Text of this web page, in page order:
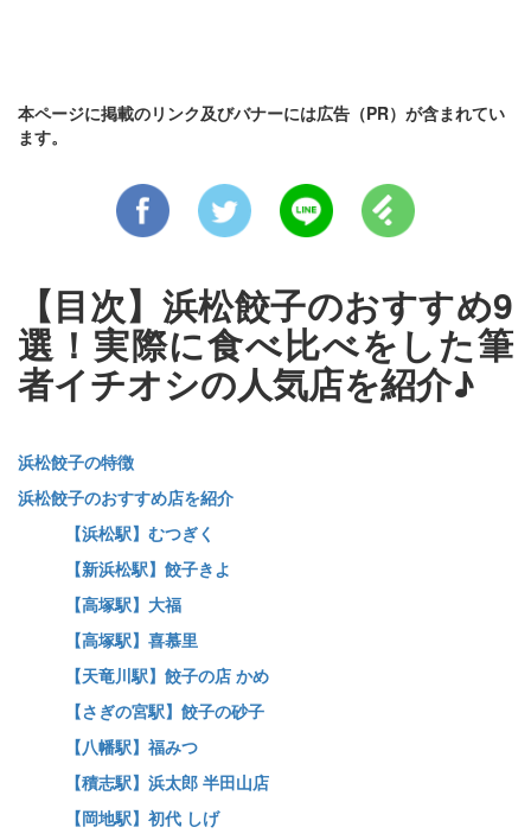
本ページに掲載のリンク及びバナーには広告（PR）が含まれてい
ます。
【目次】浜松餃子のおすすめ9
選！実際に食べ比べをした筆
者イチオシの人気店を紹介♪
浜松餃子の特徴
浜松餃子のおすすめ店を紹介
【浜松駅】むつぎく
【新浜松駅】餃子きよ
【高塚駅】大福
【高塚駅】喜慕里
【天竜川駅】餃子の店 かめ
【さぎの宮駅】餃子の砂子
【八幡駅】福みつ
【積志駅】浜太郎 半田山店
【岡地駅】初代 しげ